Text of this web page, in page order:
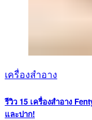
เครื่องสำอาง
รีวิว 15 เครื่องสำอาง
และปาก!